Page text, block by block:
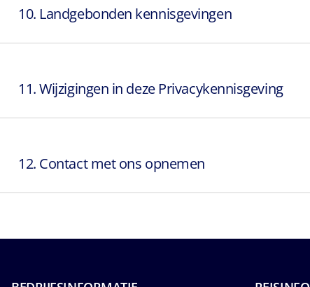
10. Landgebonden kennisgevingen
11. Wijzigingen in deze Privacykennisgeving
12. Contact met ons opnemen